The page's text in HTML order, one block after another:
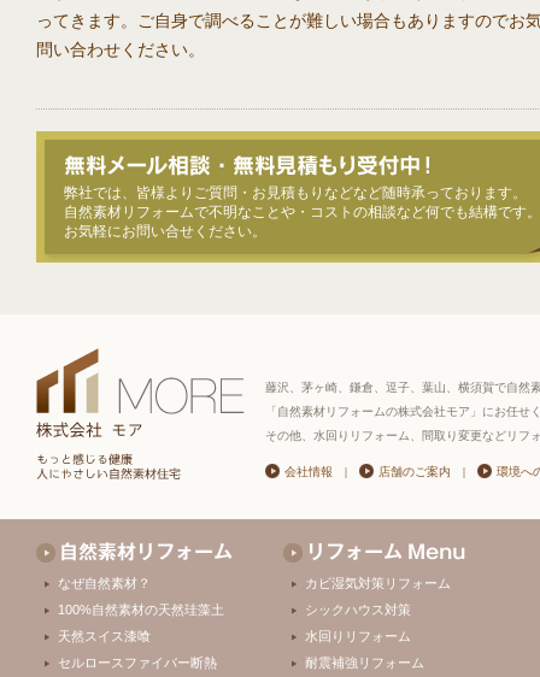
ってきます。ご自身で調べることが難しい場合もありますのでお
問い合わせください。
弊社では、皆様よりご質問・お見積もりなどなど随時承っております。
自然素材リフォームで不明なことや・コストの相談など何でも結構です。
お気軽にお問い合せください。
藤沢、茅ヶ崎、鎌倉、逗子、葉山、横須賀で自然
「自然素材リフォームの株式会社モア」にお任せ
その他、水回りリフォーム、間取り変更などリフ
会社情報 | 店舗のご案内 | 環境へ
なぜ自然素材？
100%自然素材の天然珪藻土
天然スイス漆喰
セルロースファイバー断熱
カビ湿気対策リフォーム
シックハウス対策
水回りリフォーム
耐震補強リフォーム